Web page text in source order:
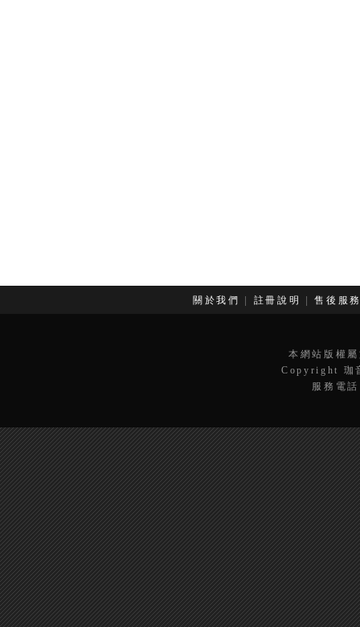
關於我們 註冊說明 售後服
本網站版權
Copyright 珈
服務電